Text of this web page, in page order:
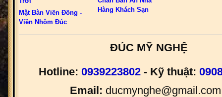
Mặt Bàn Viền Đồng -
Viền Nhôm Đúc
Hàng Khách Sạn
ĐÚC MỸ NGHỆ
Hotline: 0939223802 - Kỹ thuật:
Email: